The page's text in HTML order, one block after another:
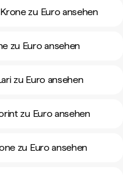
zu Euro ansehen
zu Euro ansehen
zu Euro ansehen
zu Euro ansehen
zu Euro ansehen